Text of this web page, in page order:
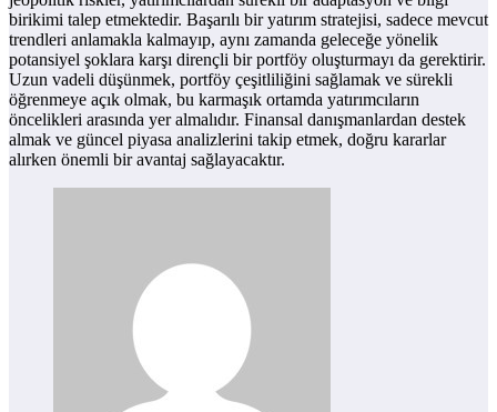
birikimi talep etmektedir. Başarılı bir yatırım stratejisi, sadece mevcut
trendleri anlamakla kalmayıp, aynı zamanda geleceğe yönelik
potansiyel şoklara karşı dirençli bir portföy oluşturmayı da gerektirir.
Uzun vadeli düşünmek, portföy çeşitliliğini sağlamak ve sürekli
öğrenmeye açık olmak, bu karmaşık ortamda yatırımcıların
öncelikleri arasında yer almalıdır. Finansal danışmanlardan destek
almak ve güncel piyasa analizlerini takip etmek, doğru kararlar
alırken önemli bir avantaj sağlayacaktır.